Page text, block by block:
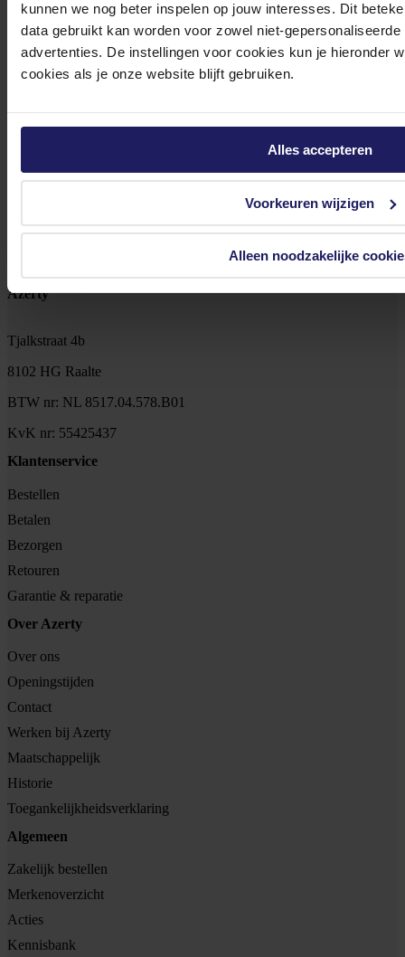
kunnen we nog beter inspelen op jouw interesses. Dit
data gebruikt kan worden voor zowel niet-
advertenties. De instellingen voor cookies kun je hieronder
cookies als je onze website blijft gebruiken.
Alles accepteren
Voorkeuren wijzigen
Alleen noodzakelijke
Klantenservice@azerty.nl
Meld je aan voor onze nieuwsbrief!
Ontvang als eerste de beste deals in je inbox
Meld je aan
Footer
Azerty
Tjalkstraat 4b
8102 HG Raalte
BTW nr: NL 8517.04.578.B01
KvK nr: 55425437
Klantenservice
Bestellen
Betalen
Bezorgen
Retouren
Garantie & reparatie
Over Azerty
Over ons
Openingstijden
Contact
Werken bij Azerty
Maatschappelijk
Historie
Toegankelijkheidsverklaring
Algemeen
Zakelijk bestellen
Merkenoverzicht
Acties
Kennisbank